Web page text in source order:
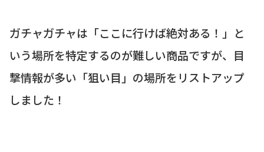
ガチャガチャは「ここに行けば絶対ある！」と
いう場所を特定するのが難しい商品ですが、目
撃情報が多い「狙い目」の場所をリストアップ
しました！